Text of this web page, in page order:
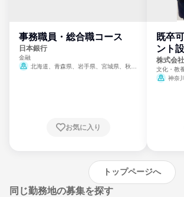
事務職員・総合職コース
日本銀行
金融
北海道、青森県、岩手県、宮城県、秋田
崎県、熊本県、大分県、宮崎県、鹿児島県、
お気に入り
既卒
ント
門
株式会
文化・教
ミ、電力
神奈
トップページへ
同じ勤務地の募集を探す